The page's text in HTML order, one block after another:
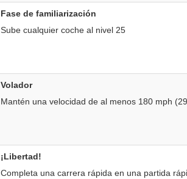
Fase de familiarización
Sube cualquier coche al nivel 25
Volador
Mantén una velocidad de al menos 180 mph
¡Libertad!
Completa una carrera rápida en una partida